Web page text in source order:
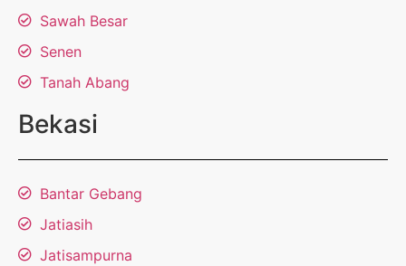
Sawah Besar
Senen
Tanah Abang
Bekasi
Bantar Gebang
Jatiasih
Jatisampurna